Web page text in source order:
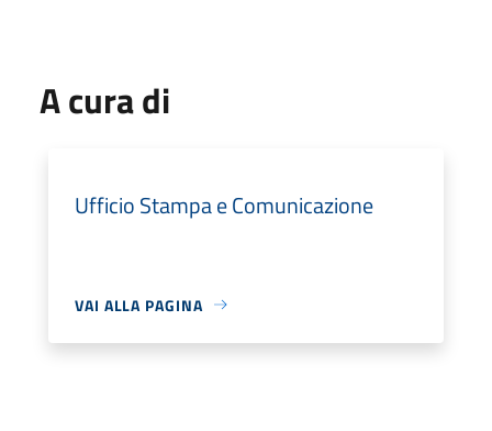
A cura di
Ufficio Stampa e Comunicazione
VAI ALLA PAGINA